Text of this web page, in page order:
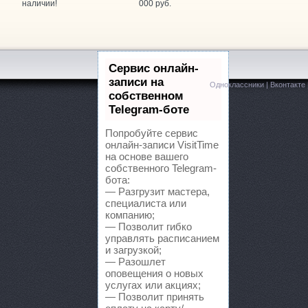
Avto, автотехцентр
AVTO, магазин автозапчастей для китайских
автокомплекс
магазин автозапчастей Лермонтова, 343
Дзержинского, 2/2
магазин автозапчастей для Opel, Chevrolet, Daewoo
Gear, магазин автозапчастей Параллельный 1-й проезд, 8
торгово-сервисный центр для Chevrolet, Honda,
AUTO, интернет-магазин автозапчастей
наличии!
000 руб.
Сервис онлайн-
записи на
собственном
Telegram-боте
Попробуйте сервис
онлайн-записи VisitTime
на основе вашего
собственного Telegram-
бота:
— Разгрузит мастера,
специалиста или
компанию;
— Позволит гибко
управлять расписанием
и загрузкой;
— Разошлет
оповещения о новых
услугах или акциях;
— Позволит принять
Одноклассники|Вконтакте